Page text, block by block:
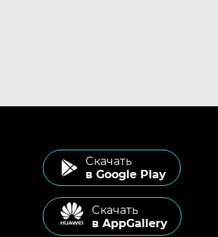
Cкачать
в Google Play
Cкачать
в AppGallery